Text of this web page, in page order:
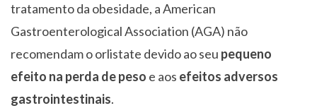
tratamento da obesidade, a American
Gastroenterological Association (AGA) não
recomendam o orlistate devido ao seu pequeno
efeito na perda de peso e aos efeitos adversos
gastrointestinais.